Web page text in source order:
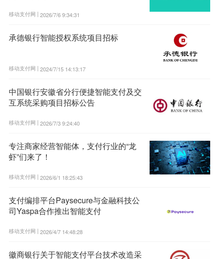
移动支付网 | 2026/7/6 9:34:31
承德银行智能授权系统项目招标
移动支付网 | 2024/7/15 14:13:17
中国银行安徽省分行便捷智能支付及交
互系统采购项目招标公告
移动支付网 | 2026/7/3 9:24:40
专注商家经营智能体，支付行业的“龙
虾”们来了！
移动支付网 | 2026/6/1 18:25:43
支付编排平台Paysecure与金融科技公
司Yaspa合作推出智能支付
移动支付网 | 2026/4/7 14:48:28
徽商银行关于智能支付平台技术改造采